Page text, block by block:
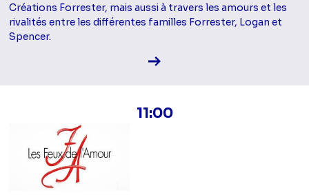
Créations Forrester, mais aussi à travers les amours et les
rivalités entre les différentes familles Forrester, Logan et
Spencer.
Voir la fiche diffusion
11:00